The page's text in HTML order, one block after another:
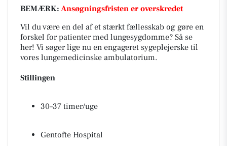
BEMÆRK: Ansøgningsfristen er overskredet
Vil du være en del af et stærkt fællesskab og gøre en
forskel for patienter med lungesygdomme? Så se
her! Vi søger lige nu en engageret sygeplejerske til
vores lungemedicinske ambulatorium.
Stillingen
30–37 timer/uge
Gentofte Hospital